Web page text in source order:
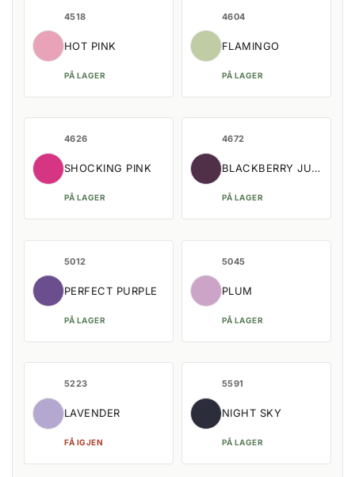
4518
HOT PINK
PÅ LAGER
4604
FLAMINGO
PÅ LAGER
4626
SHOCKING PINK
PÅ LAGER
4672
BLACKBERRY JUICE
PÅ LAGER
5012
PERFECT PURPLE
PÅ LAGER
5045
PLUM
PÅ LAGER
5223
LAVENDER
FÅ IGJEN
5591
NIGHT SKY
PÅ LAGER